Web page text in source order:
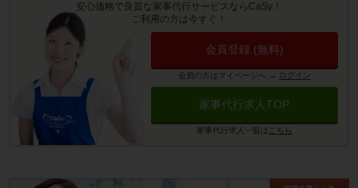
安心価格で良質な家事代行サービスならCaSy！
ご利用の方は今すぐ！
会員登録 (無料)
会員の方はマイページへ → ログイン
家事代行求人TOP
家事代行求人一覧は こちら